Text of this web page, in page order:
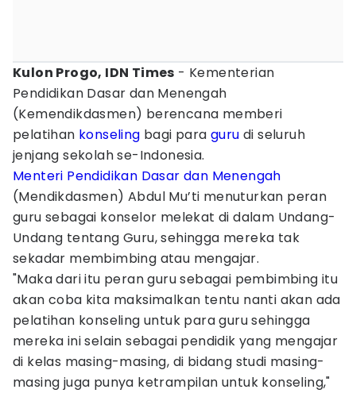
Kulon Progo, IDN Times - Kementerian
Pendidikan Dasar dan Menengah
(Kemendikdasmen) berencana memberi
pelatihan konseling bagi paraguru di seluruh
jenjang sekolah se-Indonesia.
Menteri Pendidikan Dasar dan Menengah
(Mendikdasmen) Abdul Mu’ti menuturkan peran
guru sebagai konselor melekat di dalam Undang-
Undang tentang Guru, sehingga mereka tak
sekadar membimbing atau mengajar.
"Maka dari itu peran guru sebagai pembimbing itu
akan coba kita maksimalkan tentu nanti akan ada
pelatihan konseling untuk para guru sehingga
mereka ini selain sebagai pendidik yang mengajar
di kelas masing-masing, di bidang studi masing-
masing juga punya ketrampilan untuk konseling,"